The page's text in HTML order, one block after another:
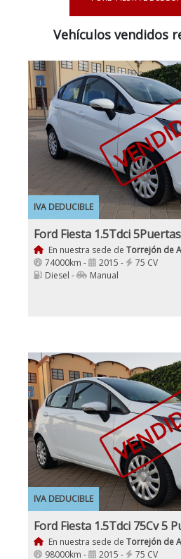
Vehículos vendidos
IVA DEDUCIBLE
Ford Fiesta 1.5Tdci 5Puertas
En nuestra sede de Torrejón de
74000km -
2015 -
75 CV
Diesel -
Manual
IVA DEDUCIBLE
Ford Fiesta 1.5Tdci 75Cv 5
En nuestra sede de Torrejón de
98000km -
2015 - 75 CV